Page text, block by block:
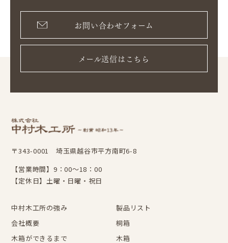
お問い合わせフォーム
メール送信はこちら
〒343-0001 埼玉県越谷市平方南町6-8
【営業時間】9：00～18：00
【定休日】土曜・日曜・祝日
中村木工所の強み
会社概要
木箱ができるまで
製品リスト
桐箱
木箱